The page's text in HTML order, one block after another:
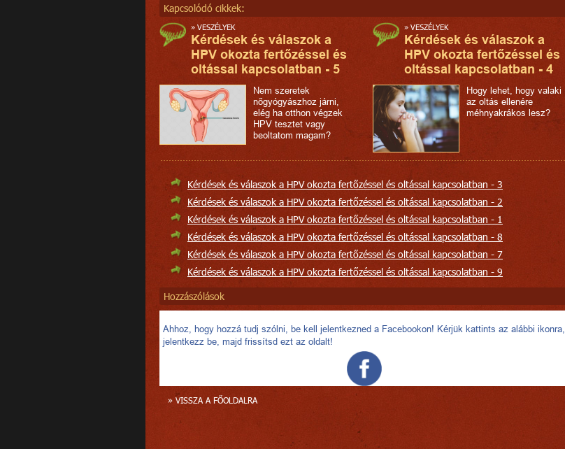
Kapcsolódó cikkek:
» VESZÉLYEK
Kérdések és válaszok a
HPV okozta fertőzéssel és
oltással kapcsolatban - 5
Nem szeretek
nőgyógyászhoz járni,
elég ha otthon végzek
HPV tesztet vagy
beoltatom magam?
» VESZÉLYEK
Kérdések és válaszok a
HPV okozta fertőzéssel és
oltással kapcsolatban - 4
Hogy lehet, hogy valaki
az oltás ellenére
méhnyakrákos lesz?
Kérdések és válaszok a HPV okozta fertőzéssel és oltással kapcsolatban - 3
Kérdések és válaszok a HPV okozta fertőzéssel és oltással kapcsolatban - 2
Kérdések és válaszok a HPV okozta fertőzéssel és oltással kapcsolatban - 1
Kérdések és válaszok a HPV okozta fertőzéssel és oltással kapcsolatban - 8
Kérdések és válaszok a HPV okozta fertőzéssel és oltással kapcsolatban - 7
Kérdések és válaszok a HPV okozta fertőzéssel és oltással kapcsolatban - 9
Hozzászólások
Ahhoz, hogy hozzá tudj szólni, be kell jelentkezned a Facebookon! Kérjük kattints az alábbi ikonra,
jelentkezz be, majd frissítsd ezt az oldalt!
» VISSZA A FŐOLDALRA